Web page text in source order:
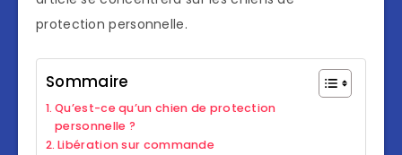
protection personnelle.
Sommaire
Qu’est-ce qu’un chien de protection
personnelle ?
Libération sur commande